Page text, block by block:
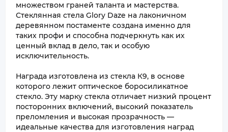
множеством граней таланта и мастерства.
Стеклянная стела Glory Daze на лаконичном
деревянном постаменте создана именно для
таких профи и способна подчеркнуть как их
ценный вклад в дело, так и особую
исключительность.
Награда изготовлена из стекла К9, в основе
которого лежит оптическое боросиликатное
стекло. Эту марку стекла отличает низкий процент
посторонних включений, высокий показатель
преломления и высокая прозрачность —
идеальные качества для изготовления наград